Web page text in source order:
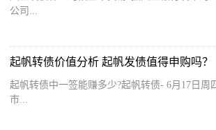
公司...
起帆转债价值分析 起帆发债值得申购吗？
起帆转债中一签能赚多少?起帆转债- 6月17日周
市...